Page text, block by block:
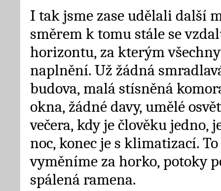
I tak jsme zase udělali další
směrem k tomu stále se
horizontu, za kterým
naplnění. Už žádná
budova, malá stísněná
okna, žádné davy, umělé
večera, kdy je člověku jedno,
noc, konec je s klimatizací.
vyměníme za horko, potoky
spálená ramena.